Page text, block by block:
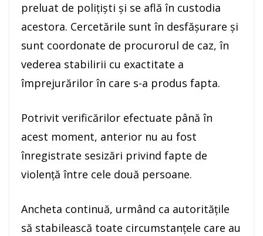
preluat de polițiști și se află în custodia
acestora. Cercetările sunt în desfășurare și
sunt coordonate de procurorul de caz, în
vederea stabilirii cu exactitate a
împrejurărilor în care s-a produs fapta.
Potrivit verificărilor efectuate până în
acest moment, anterior nu au fost
înregistrate sesizări privind fapte de
violență între cele două persoane.
Ancheta continuă, urmând ca autoritățile
să stabilească toate circumstanțele care au